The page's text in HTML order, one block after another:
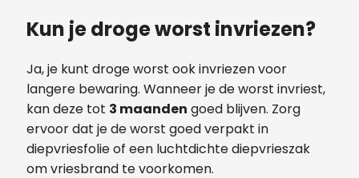
Kun je droge worst invriezen?
Ja, je kunt droge worst ook invriezen voor
langere bewaring. Wanneer je de worst invriest,
kan deze tot 3 maanden goed blijven. Zorg
ervoor dat je de worst goed verpakt in
diepvriesfolie of een luchtdichte diepvrieszak
om vriesbrand te voorkomen.